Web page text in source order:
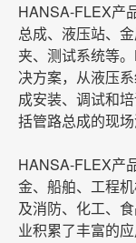
HANSA-FLEX产
总成、液压站、
夹、测试系统等。
决方案，从液压
成安装、调试和
括管路总成的现
HANSA-FLEX产
金、船舶、工程
及消防、化工、
业积累了丰富的应